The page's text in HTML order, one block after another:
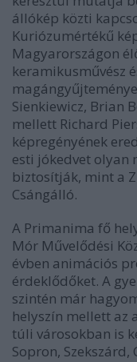
állókép közti
Kuriózumértékű
Magyarországon
keramikusművész
Sienkiewicz, Brian
mellett Richard
képregényének
esti jókedvet olyan
biztosítják, mint a
Csángálló.
A Primanima fő
Mór Művelődési
évben animációs
érdeklődőket. A
szintén már
helyszín mellett az
túli városokban is
Sopron, Szekszárd,